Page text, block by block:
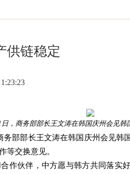
供链稳定
日，商务部部长王文涛在韩国庆州会见韩
务部部长王文涛在韩国庆州会见
等交换意见。
作伙伴，中方愿与韩方共同落实